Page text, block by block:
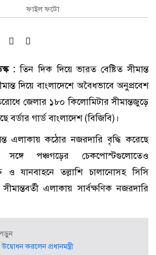
ফাইল ফটো
:তিন দিক দিয়ে ভারত বেষ্টিত সীমান্ত
দিয়ে বাংলাদেশে অবৈধভাবে অনুপ্রবেশ
জেলার ১৮০ কিলোমিটার সীমান্তজুড়ে
বর্ডার গার্ড বাংলাদেশ (বিজিবি)।
এলাকায় কঠোর নজরদারি বৃদ্ধি করেছে
পঞ্চগড়ের চেকপোস্টগুলোতেও
ও যানবাহনে তল্লাশি চালানোসহ সিসি
এলাকায় সার্বক্ষণিক নজরদারি
করলেন প্রধানমন্ত্রী